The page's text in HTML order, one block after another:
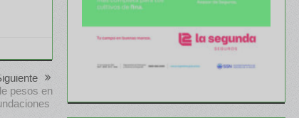
pesos en